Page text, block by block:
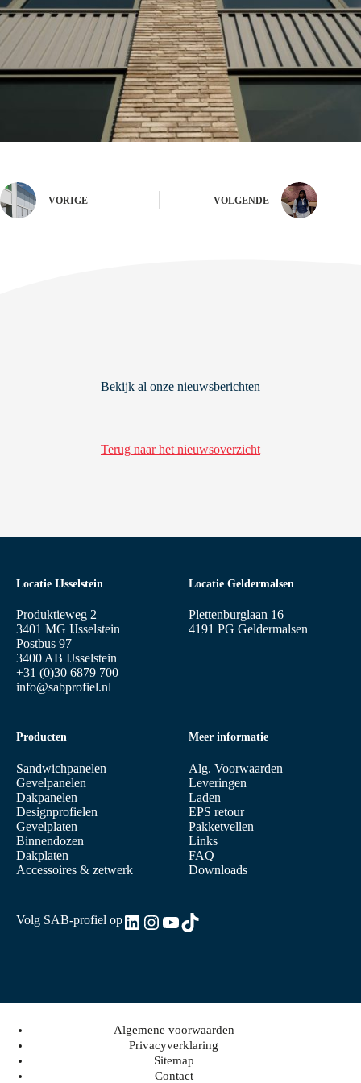
VORIGE VOLGENDE
Bekijk al onze nieuwsberichten
Terug naar het nieuwsoverzicht
Locatie IJsselstein
Produktieweg 2
3401 MG IJsselstein
Postbus 97
3400 AB IJsselstein
+31 (0)30 6879 700
info@sabprofiel.nl
Producten
Sandwichpanelen
Gevelpanelen
Dakpanelen
Designprofielen
Gevelplaten
Binnendozen
Dakplaten
Accessoires & zetwerk
Meer informatie
Alg. Voorwaarden
Leveringen
Laden
EPS retour
Pakketvellen
Links
FAQ
Downloads
Locatie Geldermalsen
Plettenburglaan 16
4191 PG Geldermalsen
Volg SAB-profiel opLinkedIn
Instagram
YouTube
TikTok
Algemene voorwaarden
Privacyverklaring
Sitemap
Contact